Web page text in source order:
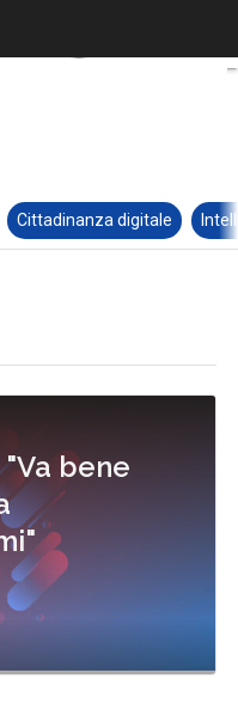
Cittadinanza digitale
bene